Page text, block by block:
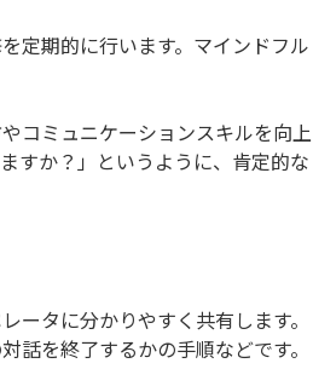
定期的に行います。マインドフル
コミュニケーションスキルを向上
すか？」というように、肯定的な
ータに分かりやすく共有します。
話を終了するかの手順などです。